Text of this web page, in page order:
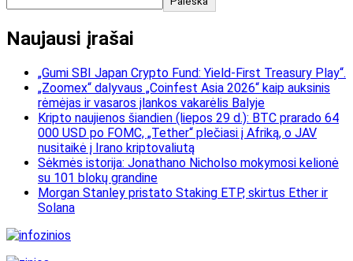
Naujausi įrašai
„Gumi SBI Japan Crypto Fund: Yield-First Treasury Play“.
„Zoomex“ dalyvaus „Coinfest Asia 2026“ kaip auksinis
rėmėjas ir vasaros įlankos vakarėlis Balyje
Kripto naujienos šiandien (liepos 29 d.): BTC prarado 64
000 USD po FOMC, „Tether“ plečiasi į Afriką, o JAV
nusitaikė į Irano kriptovaliutą
Sėkmės istorija: Jonathano Nicholso mokymosi kelionė
su 101 blokų grandine
Morgan Stanley pristato Staking ETP, skirtus Ether ir
Solana